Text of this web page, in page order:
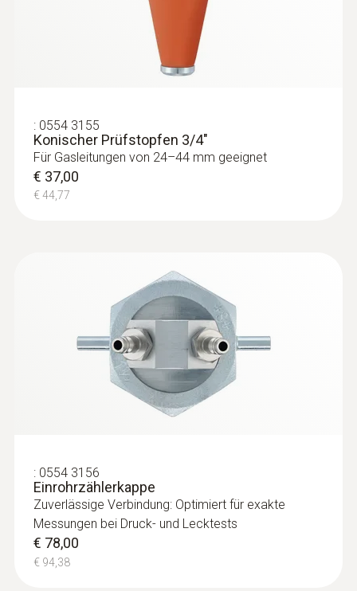
: 0554 3155
Konischer Prüfstopfen 3/4"
Für Gasleitungen von 24–44 mm geeignet
€ 37,00
€ 44,77
: 0554 3156
Einrohrzählerkappe
Zuverlässige Verbindung: Optimiert für exakte
Messungen bei Druck- und Lecktests
€ 78,00
€ 94,38